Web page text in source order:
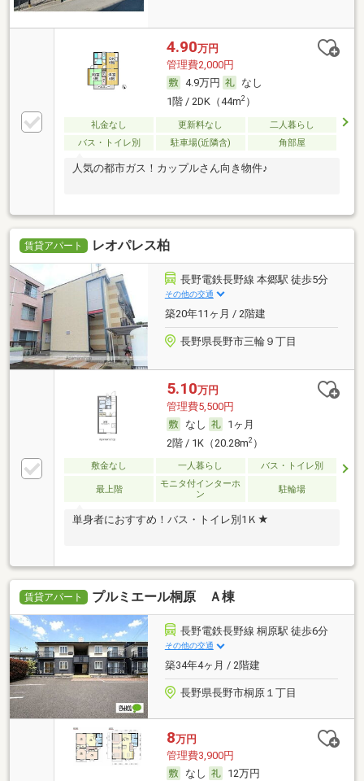
4.90万円
管理費2,000円
4.9万円
なし
1階 / 2DK（44m2）
礼金なし 更新料なし
二人暮らし
バス・トイレ別
駐車場(近隣含) 角部屋
人気の都市ガス！カップルさん向き物件♪
賃貸アパート レオパレス柏
長野電鉄長野線 本郷駅 徒歩5分
その他の交通
築20年11ヶ月 / 2階建
長野県長野市三輪９丁目
5.10万円
管理費5,500円
なし
1ヶ月
2階 / 1K（20.28m2）
敷金なし 一人暮らし バス・トイレ別
最上階
モニタ付インターホ
ン
駐輪場
単身者におすすめ！バス・トイレ別1Ｋ★
賃貸アパート プルミエール桐原 Ａ棟
長野電鉄長野線 桐原駅 徒歩6分
その他の交通
築34年4ヶ月 / 2階建
長野県長野市桐原１丁目
8万円
管理費3,900円
なし
12万円